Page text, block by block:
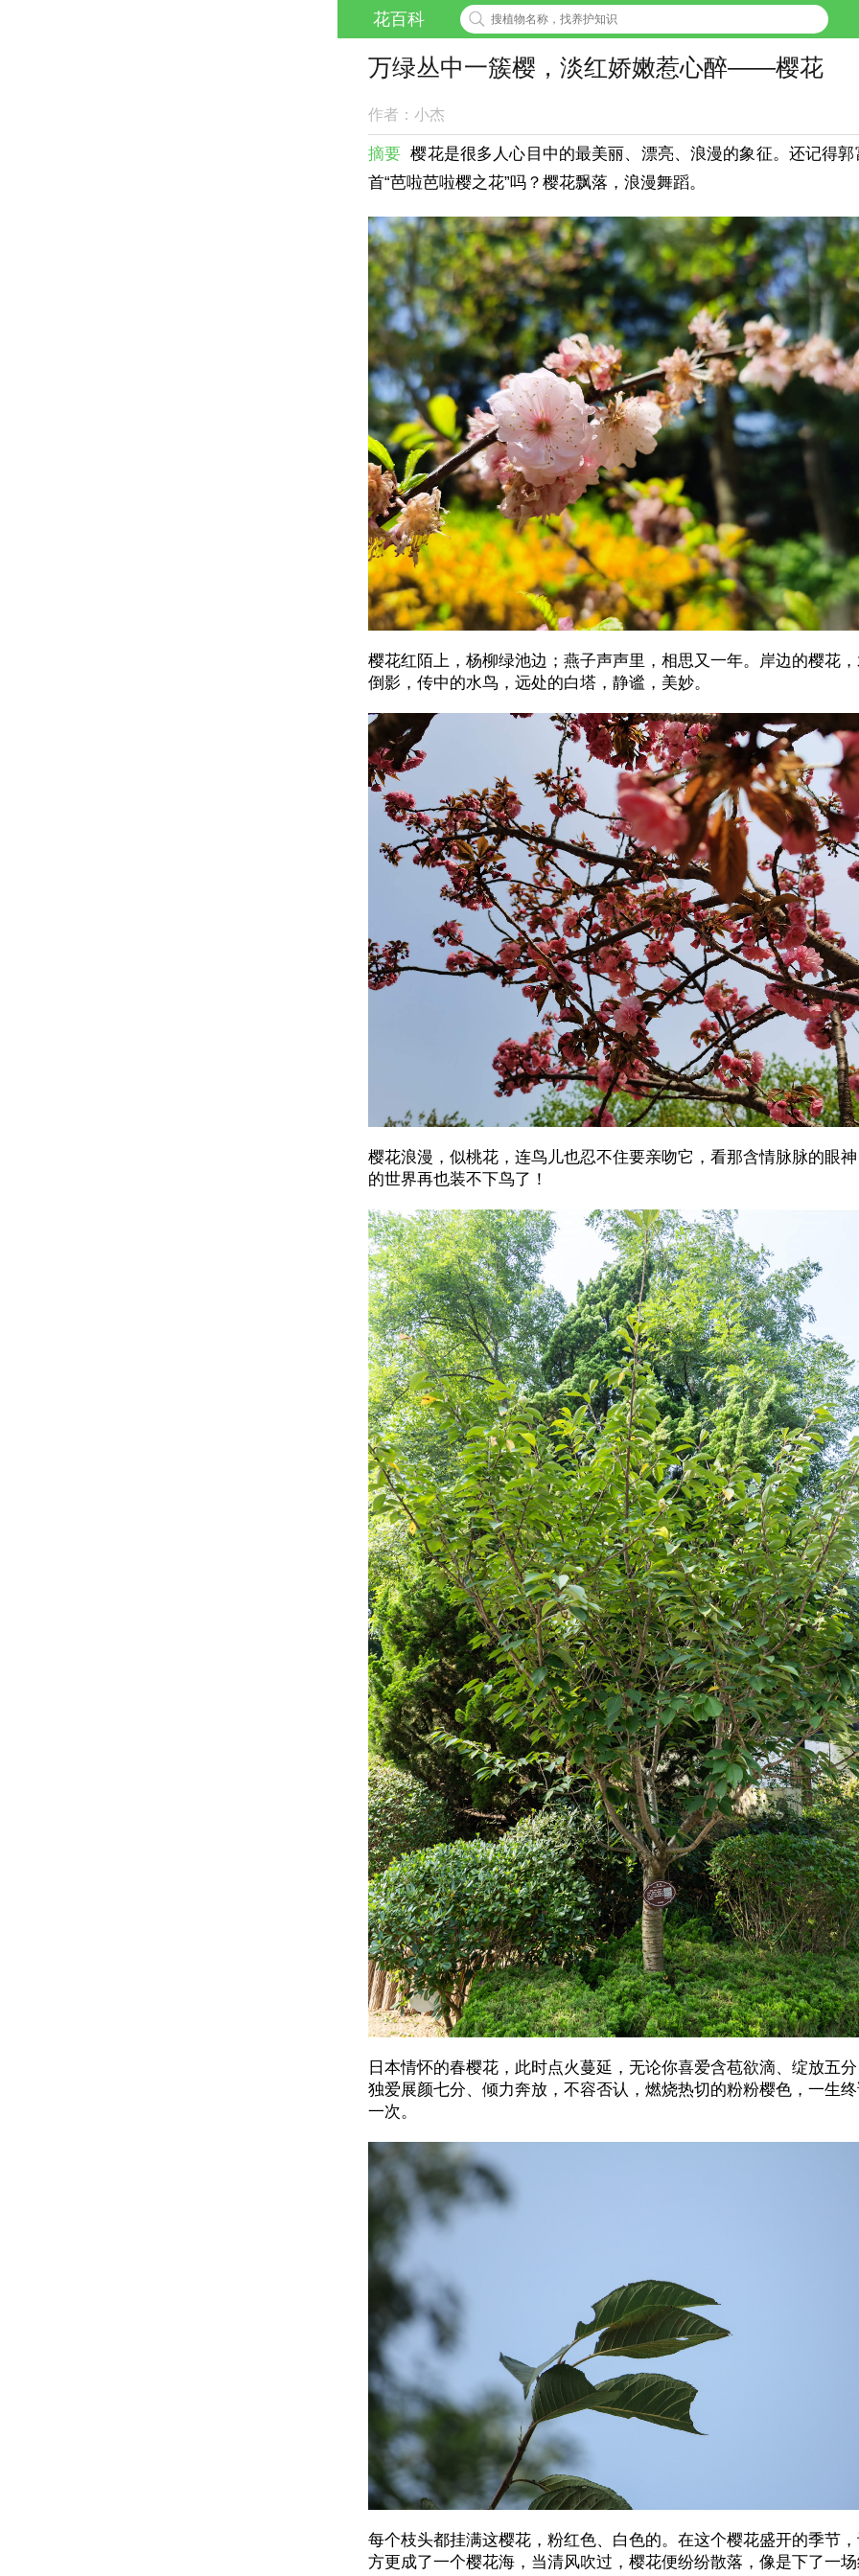
花百科
万绿丛中一簇樱，淡红娇嫩惹心醉——樱花
作者：小杰
摘要 樱花是很多人心目中的最美丽、漂亮、浪漫的象征。还记得郭
首“芭啦芭啦樱之花”吗？樱花飘落，浪漫舞蹈。
樱花红陌上，杨柳绿池边；燕子声声里，相思又一年。岸边的樱花
倒影，传中的水鸟，远处的白塔，静谧，美妙。
樱花浪漫，似桃花，连鸟儿也忍不住要亲吻它，看那含情脉脉的眼
的世界再也装不下鸟了！
日本情怀的春樱花，此时点火蔓延，无论你喜爱含苞欲滴、绽放五
独爱展颜七分、倾力奔放，不容否认，燃烧热切的粉粉樱色，一生
一次。
每个枝头都挂满这樱花，粉红色、白色的。在这个樱花盛开的季节
方更成了一个樱花海，当清风吹过，樱花便纷纷散落，像是下了一